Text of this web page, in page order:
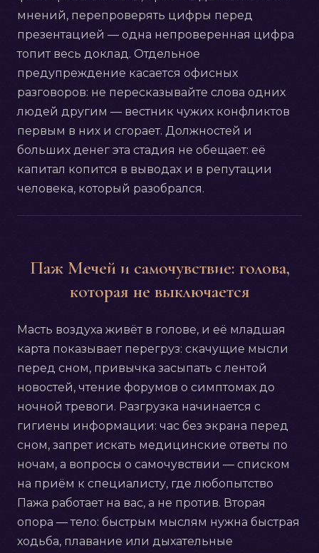
мнений, перепроверять цифры перед
презентацией — одна непроверенная цифра
топит весь доклад. Отдельное
предупреждение касается офисных
разговоров: не пересказывайте слова одних
людей другим — вестник чужих конфликтов
первым в них и сгорает. Должностей и
больших денег эта стадия не обещает: её
капитал копится в выводах и в репутации
человека, который разобрался.
Паж Мечей и самочувствие: голова,
которая не выключается
Масть воздуха живёт в голове, и её младшая
карта показывает перегруз: скачущие мысли
перед сном, привычка засыпать с лентой
новостей, чтение форумов о симптомах до
ночной тревоги. Разгрузка начинается с
гигиены информации: час без экрана перед
сном, запрет искать медицинские ответы по
ночам, а вопросы о самочувствии — списком
на приём к специалисту, где любопытство
Пажа работает на вас, а не против. Вторая
опора — тело: быстрым мыслям нужна быстрая
ходьба, плавание или дыхательные